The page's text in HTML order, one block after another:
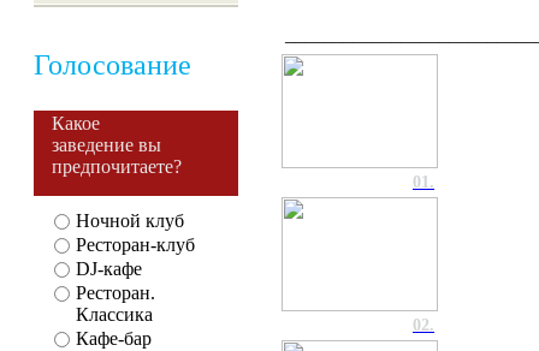
Голосование
Какое
заведение вы
предпочитаете?
Ночной клуб
Ресторан-клуб
DJ-кафе
Ресторан.
Классика
Кафе-бар
01.
02.